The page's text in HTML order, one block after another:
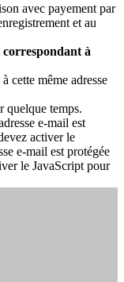
avec payement par
et au
correspondant à
cette même adresse
quelque temps.
e-mail est
activer le
e-mail est protégée
le JavaScript pour